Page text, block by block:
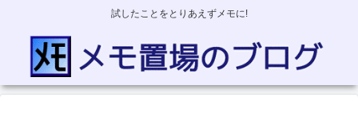
試したことをとりあえずメモに!